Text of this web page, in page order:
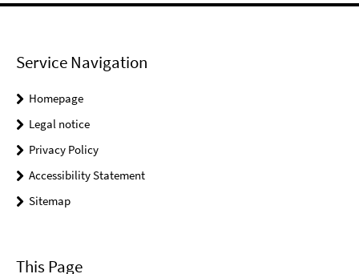
Service Navigation
Homepage
Legal notice
Privacy Policy
Accessibility Statement
Sitemap
This Page